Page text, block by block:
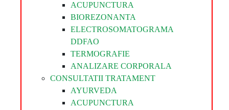
ACUPUNCTURA
BIOREZONANTA
ELECTROSOMATOGRAMA
DDFAO
TERMOGRAFIE
ANALIZARE CORPORALA
CONSULTATII TRATAMENT
AYURVEDA
ACUPUNCTURA